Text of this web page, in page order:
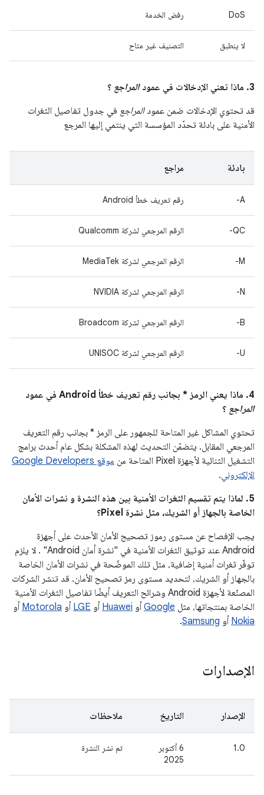
DoS رفض الخدمة
لا ينطبق التصنيف غير متاح
3. ماذا تعني الإدخالات في عمود المراجع ؟
قد تحتوي الإدخالات ضمن عمودالمراجع في جدول تفاصيل الثغرات
الأمنية على بادئة تحدّد المؤسسة التي ينتمي إليها المرجع
بادئة مراجع
A- رقم تعريف خطأ Android
QC- الرقم المرجعي لشركة Qualcomm
M- الرقم المرجعي لشركة MediaTek
N- الرقم المرجعي لشركة NVIDIA
B- الرقم المرجعي لشركة Broadcom
U- الرقم المرجعي لشركة UNISOC
4. ماذا يعني الرمز * بجانب رقم تعريف خطأ Android في عمود
المراجع ؟
تحتوي المشاكل غير المتاحة للجمهور على الرمز * بجانب رقم التعريف
المرجعي المقابل. يتضمّن التحديث لهذه المشكلة بشكل عام أحدث برامج
التشغيل الثنائية لأجهزة Pixel المتاحة من
موقع Google Developers
الإلكتروني.
5. لماذا يتم تقسيم الثغرات الأمنية بين هذه النشرة و نشرات الأمان
الخاصة بالجهاز أو الشريك، مثل نشرة Pixel؟
يجب الإفصاح عن مستوى رموز تصحيح الأمان الأحدث على أجهزة
Android عند توثيق الثغرات الأمنية في "نشرة أمان Android" . لا يلزم
توفّر ثغرات أمنية إضافية، مثل تلك الموضّحة في نشرات الأمان الخاصة
بالجهاز أو الشريك، لتحديد مستوى رمز تصحيح الأمان. قد تنشر الشركات
المصنّعة لأجهزة Android وشرائح التعريف أيضًا تفاصيل الثغرات الأمنية
الخاصة بمنتجاتها، مثل Google أو Huawei أو LGE أو Motorola أو
Nokia أو Samsung
.
الإصدارات
الإصدار التاريخ ملاحظات
1.0
‫6 أكتوبر
2025
تم نشر النشرة